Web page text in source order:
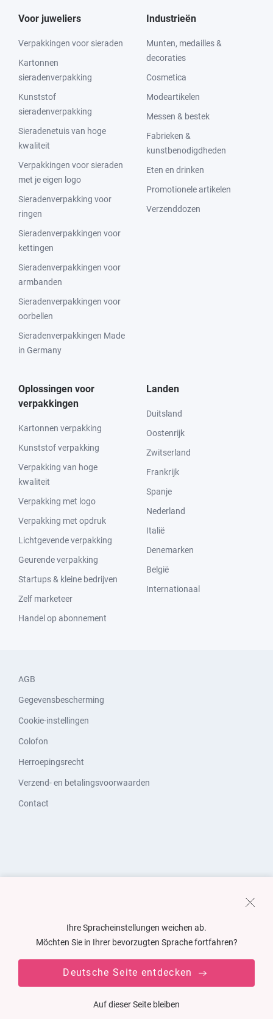
Voor juweliers
Verpakkingen voor sieraden
Kartonnen
sieradenverpakking
Kunststof
sieradenverpakking
Sieradenetuis van hoge
kwaliteit
Verpakkingen voor sieraden
met je eigen logo
Sieradenverpakking voor
ringen
Sieradenverpakkingen voor
kettingen
Sieradenverpakkingen voor
armbanden
Sieradenverpakkingen voor
oorbellen
Sieradenverpakkingen Made
in Germany
Industrieën
Munten, medailles &
decoraties
Cosmetica
Modeartikelen
Messen & bestek
Fabrieken &
kunstbenodigdheden
Eten en drinken
Promotionele artikelen
Verzenddozen
Oplossingen voor
verpakkingen
Kartonnen verpakking
Kunststof verpakking
Verpakking van hoge
kwaliteit
Verpakking met logo
Verpakking met opdruk
Lichtgevende verpakking
Geurende verpakking
Startups & kleine bedrijven
Zelf marketeer
Handel op abonnement
Landen
Duitsland
Oostenrijk
Zwitserland
Frankrijk
Spanje
Nederland
Italië
Denemarken
België
Internationaal
AGB
Gegevensbescherming
Cookie-instellingen
Colofon
Herroepingsrecht
Verzend- en betalingsvoorwaarden
Contact
Ihre Spracheinstellungen weichen ab.
Möchten Sie in Ihrer bevorzugten Sprache fortfahren?
Deutsche Seite entdecken
Auf dieser Seite bleiben